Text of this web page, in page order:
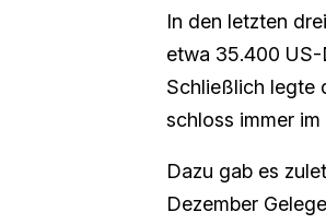
In den letzten
etwa 35.400 US-
Schließlich legte
schloss immer
Dazu gab es
Dezember